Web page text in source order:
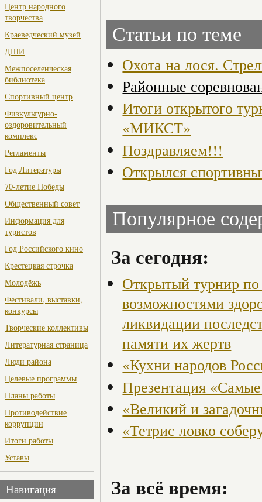
Центр народного
творчества
Краеведческий музей
ДШИ
Межпоселенческая
библиотека
Спортивный центр
Физкультурно-
оздоровительный
комплекс
Регламенты
Год Литературы
70-летие Победы
Общественный совет
Информация для
туристов
Год Российского кино
Крестецкая строчка
Молодёжь
Фестивали, выставки,
конкурсы
Творческие коллективы
Литературная страница
Люди района
Целевые программы
Планы работы
Противодействие
коррупции
Итоги работы
Уставы
Навигация
Статьи по теме
Охота на лося.
Районные
Итоги открытого
«МИКСТ»
Поздравляем!!!
Открылся
Популярное
За сегодня:
Открытый турнир
возможностями
ликвидации
памяти их жертв
«Кухни народов
Презентация
«Великий и
«Тетрис ловко
За всё время: